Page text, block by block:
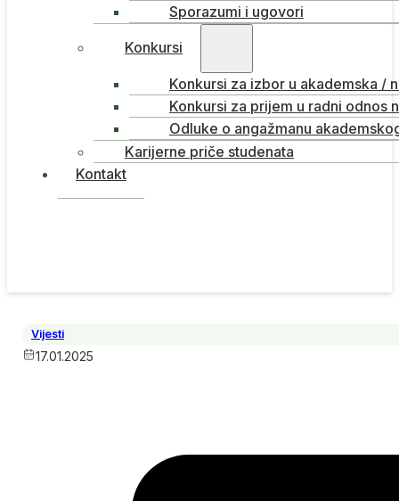
Sporazumi i ugovori
Konkursi
Konkursi za izbor u akademska /
Konkursi za prijem u radni odnos
Odluke o angažmanu
Karijerne priče studenata
Kontakt
Vijesti
17.01.2025